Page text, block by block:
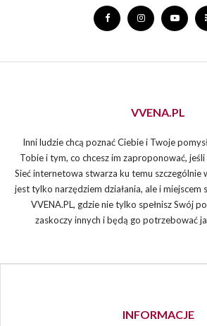
VVENA.PL
Inni ludzie chcą poznać Ciebie i Twoje
Tobie i tym, co chcesz im zaproponować,
Sieć internetowa stwarza ku temu szczególnie
jest tylko narzędziem działania, ale i miejscem
VVENA.PL, gdzie nie tylko spełnisz Swój
zaskoczy innych i będą go potrzebować
INFORMACJE